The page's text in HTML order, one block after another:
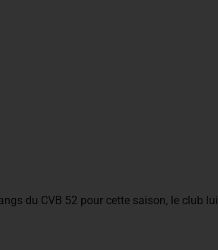
du CVB 52 pour cette saison, le club lui